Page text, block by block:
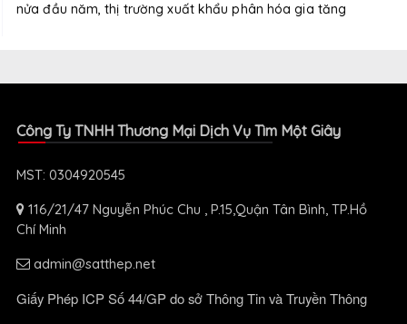
nửa đầu năm, thị trường xuất khẩu phân hóa gia tăng
Công Ty TNHH Thương Mại Dịch Vụ Tìm Một Giây
MST: 0304920545
116/21/47 Nguyễn Phúc Chu , P.15,Quận Tân Bình, TP.Hồ
Chí Minh
admin@satthep.net
Giấy Phép ICP Số 44/GP do sở Thông Tin và Truyền Thông